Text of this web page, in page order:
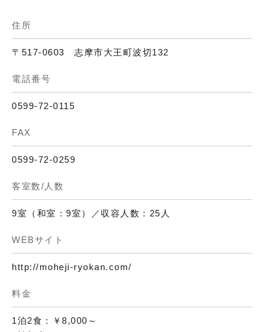
住所
〒517-0603 志摩市大王町波切132
電話番号
0599-72-0115
FAX
0599-72-0259
客室数/人数
9室（和室：9室）／収容人数：25人
WEBサイト
http://moheji-ryokan.com/
料金
1泊2食：￥8,000～